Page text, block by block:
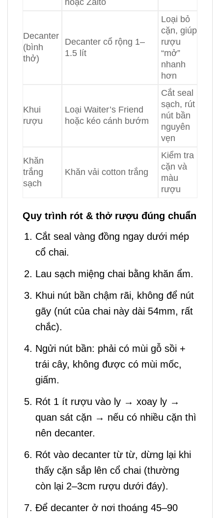
Decanter
(bình
thở)
Decanter cổ rộng 1–
1.5 lít
Loại bỏ
cặn, giúp
rượu
“mở”
nhanh
hơn
Khui
rượu
Loại Waiter’s Friend
hoặc kéo cánh bướm
Cắt seal
sạch, rút
nút bần
nguyên
vẹn
Khăn
trắng
sạch
Khăn vải cotton trắng
Kiểm tra
cặn và
màu
rượu
Quy trình rót & thở rượu đúng chuẩn
Cắt seal vàng đồng ngay dưới mép
cổ chai.
Lau sạch miệng chai bằng khăn ẩm.
Khui nút bần chậm rãi, không để nút
gãy (nút của chai này dài 54mm, rất
chắc).
Ngửi nút bần: phải có mùi gỗ sồi +
trái cây, không được có mùi mốc,
giấm.
Rót 1 ít rượu vào ly → xoay ly →
quan sát cặn → nếu có nhiều cặn thì
nên decanter.
Rót vào decanter từ từ, dừng lại khi
thấy cặn sắp lên cổ chai (thường
còn lại 2–3cm rượu dưới đáy).
Để decanter ở nơi thoáng 45–90